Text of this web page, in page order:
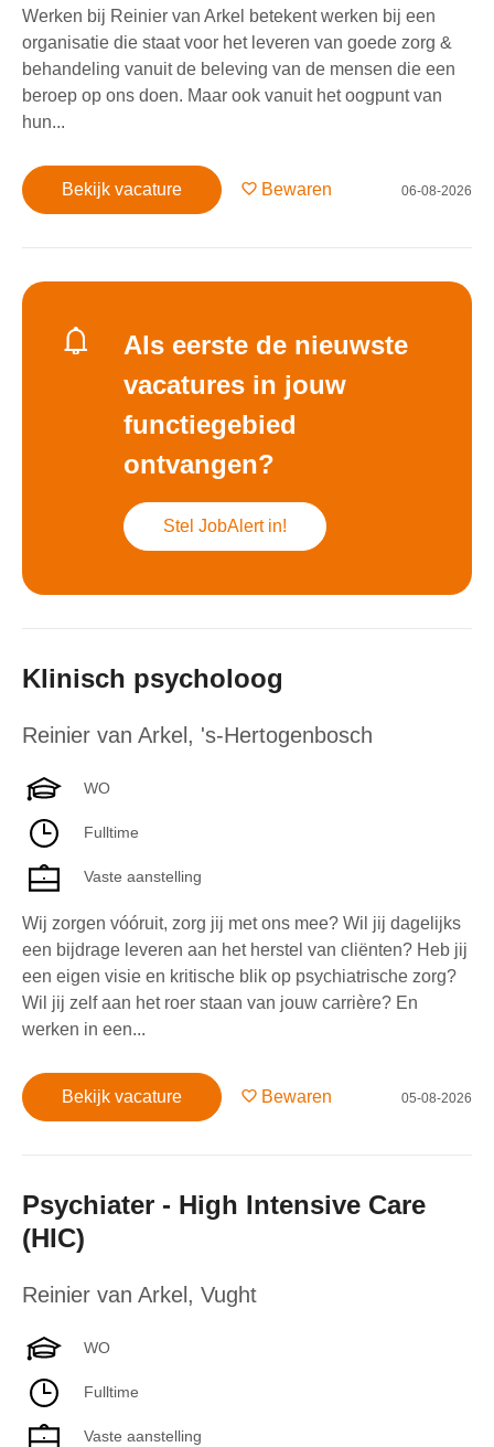
Werken bij Reinier van Arkel betekent werken bij een
organisatie die staat voor het leveren van goede zorg &
behandeling vanuit de beleving van de mensen die een
beroep op ons doen. Maar ook vanuit het oogpunt van
hun...
Bekijk vacature Bewaren 06-08-2026
Als eerste de nieuwste
vacatures in jouw
functiegebied
ontvangen?
Stel JobAlert in!
Klinisch psycholoog
Reinier van Arkel , 's-Hertogenbosch
WO
Fulltime
Vaste aanstelling
Wij zorgen vóóruit, zorg jij met ons mee? Wil jij dagelijks
een bijdrage leveren aan het herstel van cliënten? Heb jij
een eigen visie en kritische blik op psychiatrische zorg?
Wil jij zelf aan het roer staan van jouw carrière? En
werken in een...
Bekijk vacature Bewaren 05-08-2026
Psychiater - High Intensive Care
(HIC)
Reinier van Arkel , Vught
WO
Fulltime
Vaste aanstelling